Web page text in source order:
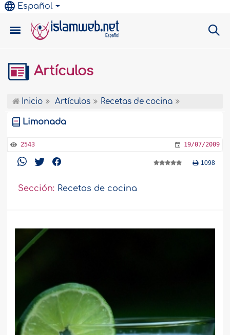
Español
Artículos
Inicio Artículos Recetas de cocina
Limonada
2543 19/07/2009
1098
Sección: Recetas de cocina